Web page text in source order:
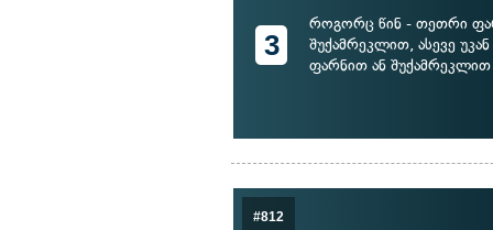
3
როგორც წინ - თეთრი
შუქამრეკლით, ასევე
ფარნით ან შუქამრეკლით
#812